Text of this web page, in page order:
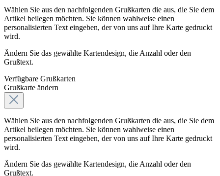
Wählen Sie aus den nachfolgenden Grußkarten die aus, die Sie dem
Artikel beilegen möchten. Sie können wahlweise einen
personalisierten Text eingeben, der von uns auf Ihre Karte gedruckt
wird.
Ändern Sie das gewählte Kartendesign, die Anzahl oder den
Grußtext.
Verfügbare Grußkarten
Grußkarte ändern
Wählen Sie aus den nachfolgenden Grußkarten die aus, die Sie dem
Artikel beilegen möchten. Sie können wahlweise einen
personalisierten Text eingeben, der von uns auf Ihre Karte gedruckt
wird.
Ändern Sie das gewählte Kartendesign, die Anzahl oder den
Grußtext.